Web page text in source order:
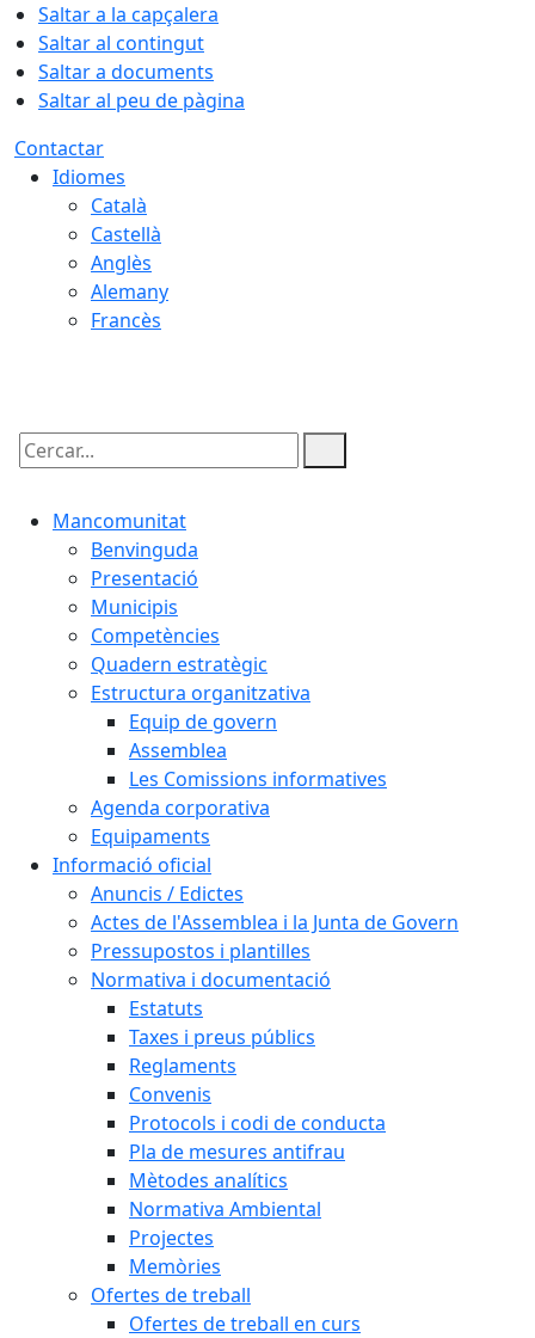
Saltar a la capçalera
Saltar al contingut
Saltar a documents
Saltar al peu de pàgina
Contactar
Idiomes
Català
Castellà
Anglès
Alemany
Francès
Cercar:
Mancomunitat
Benvinguda
Presentació
Municipis
Competències
Quadern estratègic
Estructura organitzativa
Equip de govern
Assemblea
Les Comissions informatives
Agenda corporativa
Equipaments
Informació oficial
Anuncis / Edictes
Actes de l'Assemblea i la Junta de Govern
Pressupostos i plantilles
Normativa i documentació
Estatuts
Taxes i preus públics
Reglaments
Convenis
Protocols i codi de conducta
Pla de mesures antifrau
Mètodes analítics
Normativa Ambiental
Projectes
Memòries
Ofertes de treball
Ofertes de treball en curs